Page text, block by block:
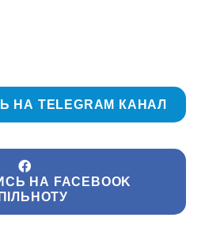
НА TELEGRAM КАНАЛ
НА FACEBOOK